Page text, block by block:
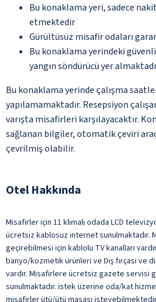
Bu konaklama yeri, sadece
etmektedir
Gürültüsüz misafir odaları
Bu konaklama yerindeki
yangın söndürücü yer
Bu konaklama yerinde çalışma
yapılamamaktadır. Resepsiyon
varışta misafirleri karşılayacaktır.
sağlanan bilgiler, otomatik çeviri
çevrilmiş olabilir.
Otel Hakkında
Misafirler için 11 klimalı odada LCD
ücretsiz kablosuz internet sunulmaktadır.
geçirebilmesi için kablolu TV kanalları
banyo/kozmetik ürünleri ve Diş fırçası ve
vardır. Misafirlere ücretsiz gazete servisi
sunulmaktadır. istek üzerine oda/kat
misafirler ütü/ütü masası